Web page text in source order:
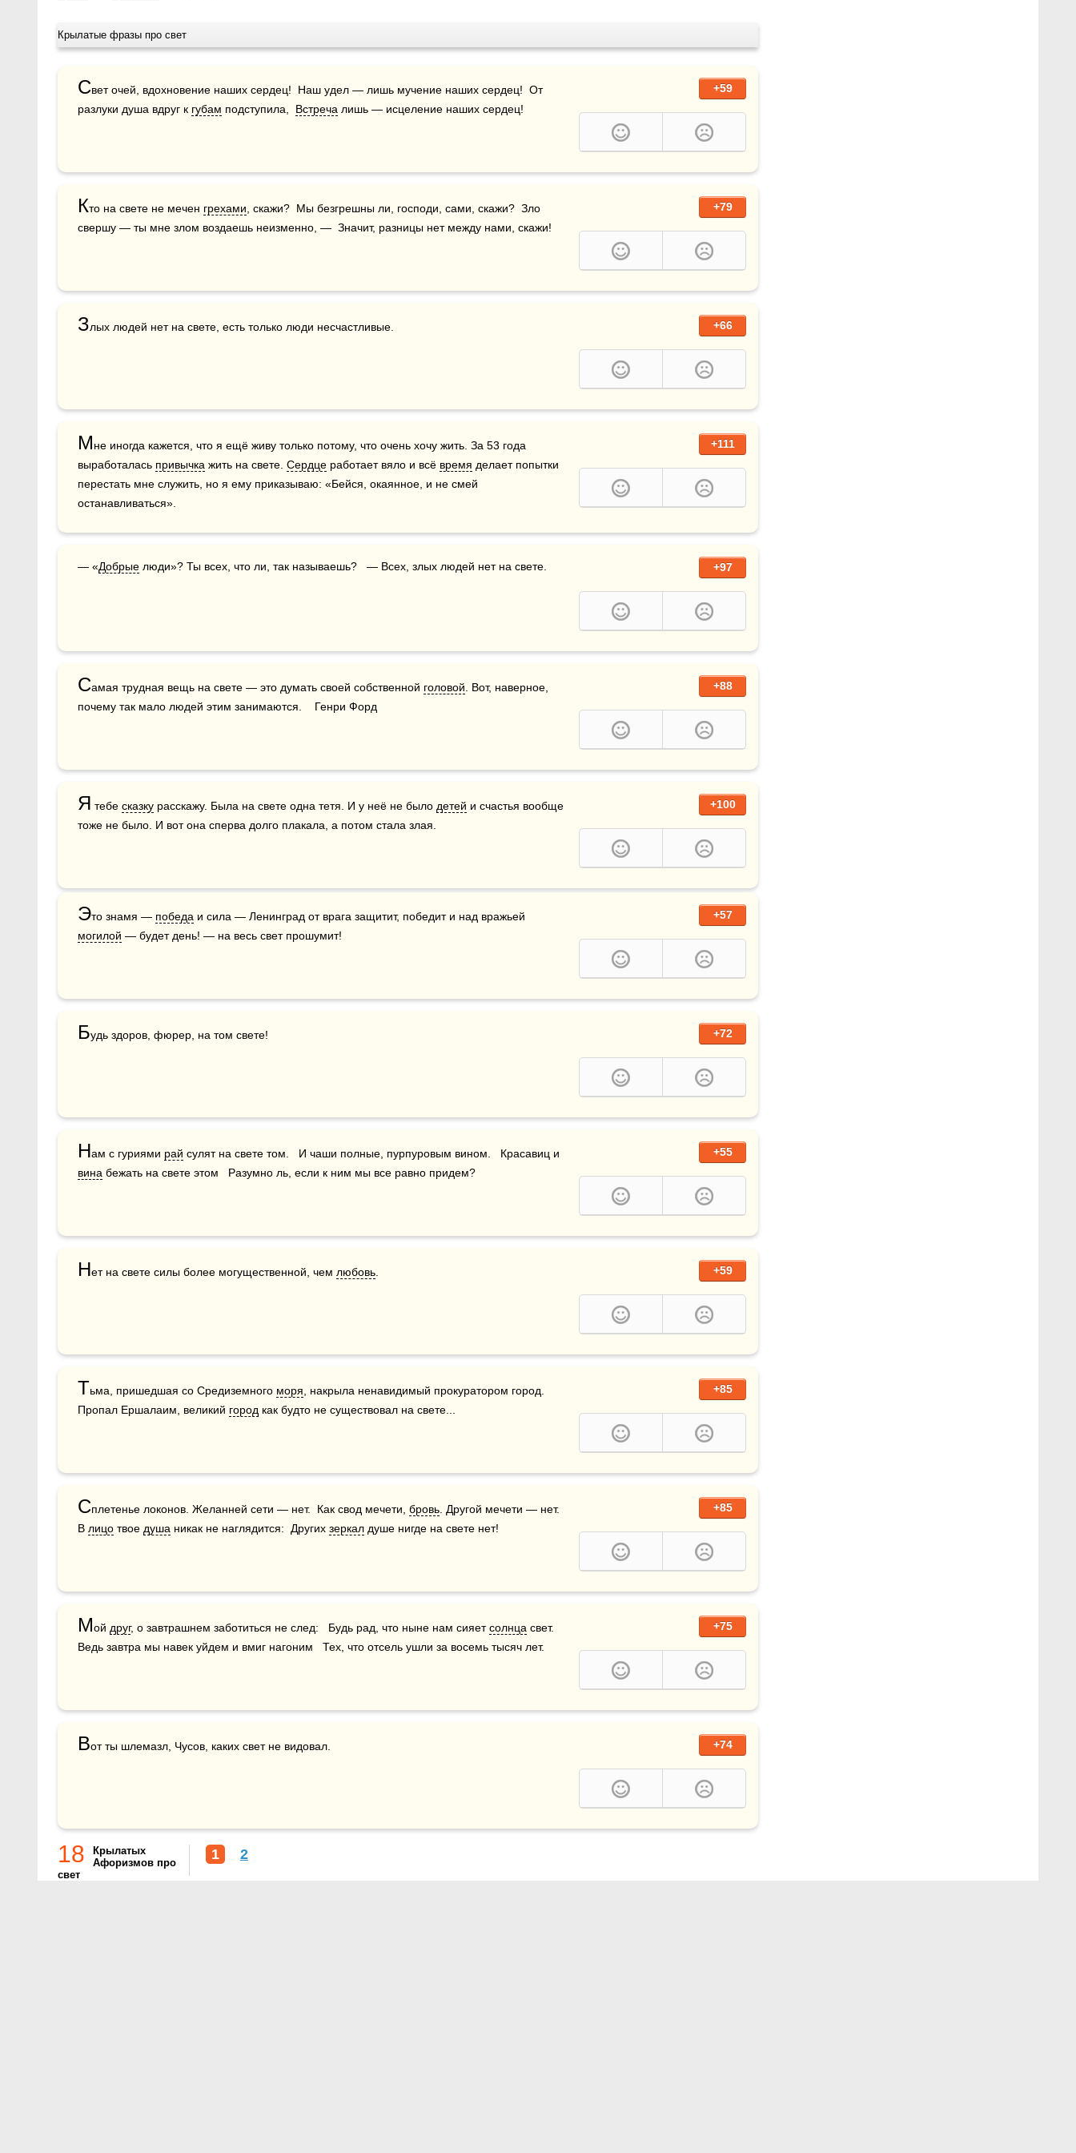
Крылатые фразы про свет
+59
Свет очей, вдохновение наших сердец!  Наш удел — лишь мучение наших сердец!  От
разлуки душа вдруг к губам подступила, Встреча лишь — исцеление наших сердец!
+79
Кто на свете не мечен грехами , скажи?  Мы безгрешны ли, господи, сами, скажи?  Зло
свершу — ты мне злом воздаешь неизменно, —  Значит, разницы нет между нами, скажи!
+66
Злых людей нет на свете, есть только люди несчастливые.
+111
Мне иногда кажется, что я ещё живу только потому, что очень хочу жить. За 53 года
выработалась привычка жить на свете. Сердце работает вяло и всё время делает попытки
перестать мне служить, но я ему приказываю: «Бейся, окаянное, и не смей
останавливаться».
+97
— «Добрые люди»? Ты всех, что ли, так называешь?   — Всех, злых людей нет на свете.
+88
Самая трудная вещь на свете — это думать своей собственной головой . Вот, наверное,
почему так мало людей этим занимаются.    Генри Форд
+100
Я тебе сказку расскажу. Была на свете одна тетя. И у неё не было детей и счастья вообще
тоже не было. И вот она сперва долго плакала, а потом стала злая.
+57
Это знамя — победа
могилой — будет день! — на весь свет прошумит!
+72
Будь здоров, фюрер, на том свете!
+55
Нам с гуриями рай
вина бежать на свете этом   Разумно ль, если к ним мы все равно придем?
+59
Нет на свете силы более могущественной, чем любовь
+85
Тьма, пришедшая со Средиземного моря , накрыла ненавидимый прокуратором город.
Пропал Ершалаим, великий город как будто не существовал на свете...
+85
Сплетенье локонов. Желанней сети — нет.  Как свод мечети, бровь . Другой мечети — нет.
В лицо твое душа никак не наглядится:  Других зеркал душе нигде на свете нет!
+75
Мой друг, о завтрашнем заботиться не след:   Будь рад, что ныне нам сияет солнца свет.
Ведь завтра мы навек уйдем и вмиг нагоним   Тех, что отсель ушли за восемь тысяч лет.
+74
Вот ты шлемазл, Чусов, каких свет не видовал.
18
Крылатых
Афоризмов про
свет
1 2